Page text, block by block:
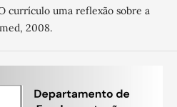
currículo uma reflexão sobre a
2008.